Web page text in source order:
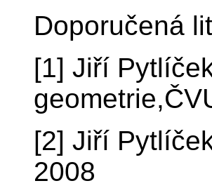
Doporučená
[1] Jiří
[2] Jiří
2008